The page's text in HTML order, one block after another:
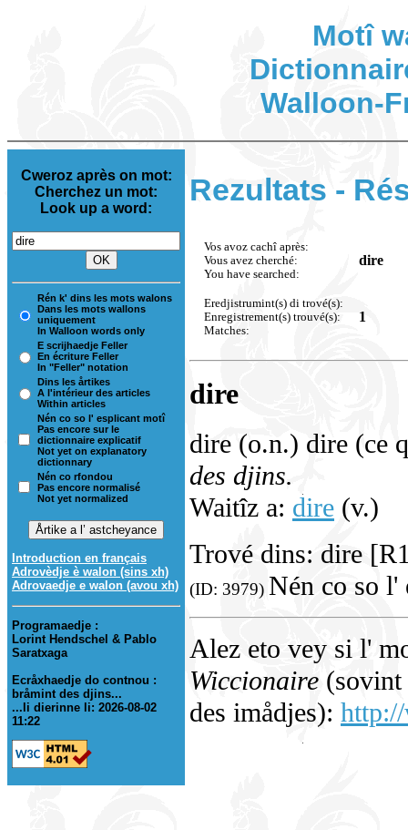
Motî
Walloon-
Cweroz après on mot:
Cherchez un mot:
Look up a word:
Rén k' dins les mots walons
Dans les mots wallons
uniquement
In Walloon words only
E scrijhaedje Feller
En écriture Feller
In "Feller" notation
Dins les årtikes
A l'intérieur des articles
Within articles
Nén co so l' esplicant motî
Pas encore sur le
dictionnaire explicatif
Not yet on explanatory
dictionnary
Nén co rfondou
Pas encore normalisé
Not yet normalized
Introduction en français
Adrovèdje è walon (sins xh)
Adrovaedje e walon (avou xh)
Programaedje :
Lorint Hendschel & Pablo
Saratxaga
Ecråxhaedje do contnou :
bråmint des djins...
...li dierinne li: 2026-08-02
11:22
Rezultats -
Vos avoz cachî après:
Vous avez cherché:
You have searched:
dire
Eredjistrumint(s) di trové(s):
Enregistrement(s) trouvé(s):
Matches:
1
dire
dire (o.n.) dire (ce
des djins.
Waitîz a: dire (v.)
Trové dins: dire
(ID: 3979) Nén co so l'
Alez eto vey si l'
Wiccionaire (sovint
des imådjes):